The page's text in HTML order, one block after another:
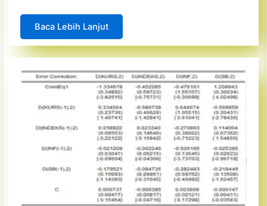
Baca Lebih Lanjut